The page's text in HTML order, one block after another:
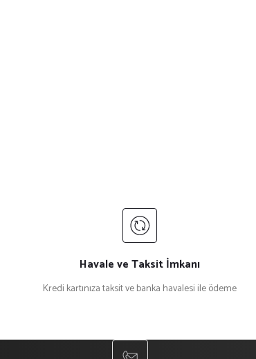
Havale ve Taksit İmkanı
Kredi kartınıza taksit ve banka havalesi ile ödeme